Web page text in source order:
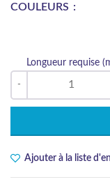
COULEURS
Longueur requise
Ajouter à la liste